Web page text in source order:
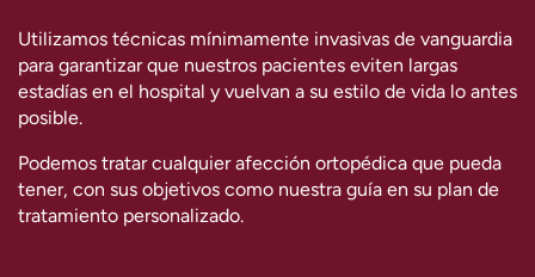
Utilizamos técnicas mínimamente invasivas de vanguardia
para garantizar que nuestros pacientes eviten largas
estadías en el hospital y vuelvan a su estilo de vida lo antes
posible.
Podemos tratar cualquier afección ortopédica que pueda
tener, con sus objetivos como nuestra guía en su plan de
tratamiento personalizado.